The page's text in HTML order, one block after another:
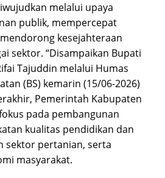
melalui upaya
publik, mempercepat
kesejahteraan
sektor. “Disampaikan Bupati
Tajuddin melalui Humas
(BS) kemarin (15/06-2026)
Pemerintah Kabupaten
pada pembangunan
kualitas pendidikan dan
sektor pertanian, serta
masyarakat.